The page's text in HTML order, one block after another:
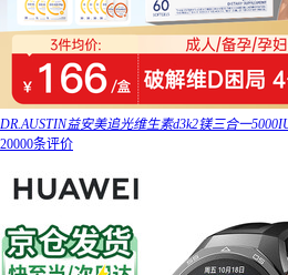
DR.AUSTIN益安美追光维生素d3k2镁三合一
20000条评价